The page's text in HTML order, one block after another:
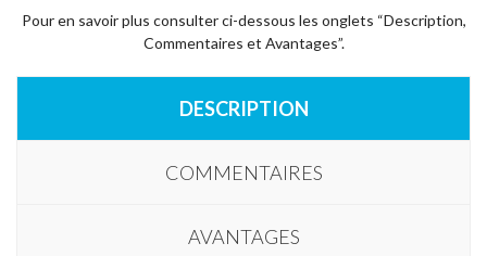
Pour en savoir plus consulter ci-dessous les onglets “Description,
Commentaires et Avantages”.
DESCRIPTION
COMMENTAIRES
AVANTAGES